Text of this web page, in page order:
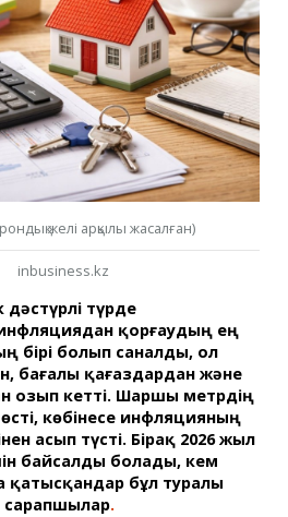
желі арқылы жасалған)
inbusiness.kz
түрде
қорғаудың ең
бірі болып саналды, ол
бағалы қағаздардан және
озып кетті. Шаршы метрдің
көбінесе инфляцияның
асып түсті. Бірақ 2026 жыл
байсалды болады, кем
қатысқандар бұл туралы
сарапшылар.